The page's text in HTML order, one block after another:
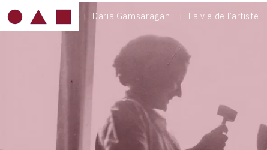
Daria Gamsaragan La vie de l’artiste
IMAGE
MOBILE